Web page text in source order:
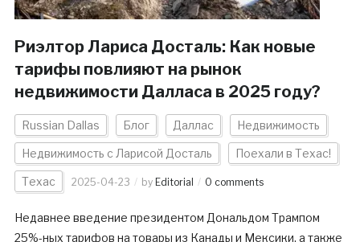
Риэлтор Лариса Досталь: Как новые
тарифы повлияют на рынок
недвижимости Далласа в 2025 году?
Russian Dallas Блог Даллас Недвижимость
Недвижимость с Ларисой Досталь Поехали в Техас!
Техас 2025-04-23 by Editorial 0 comments
Недавнее введение президентом Дональдом Трампом
25%-ных тарифов на товары из Канады и Мексики, а также